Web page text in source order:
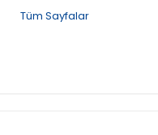
Tüm Sayfalar